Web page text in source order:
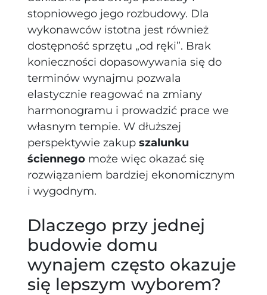
stopniowego jego rozbudowy. Dla
wykonawców istotna jest również
dostępność sprzętu „od ręki”. Brak
konieczności dopasowywania się do
terminów wynajmu pozwala
elastycznie reagować na zmiany
harmonogramu i prowadzić prace we
własnym tempie. W dłuższej
perspektywie zakup szalunku
ściennego może więc okazać się
rozwiązaniem bardziej ekonomicznym
i wygodnym.
Dlaczego przy jednej
budowie domu
wynajem często okazuje
się lepszym wyborem?